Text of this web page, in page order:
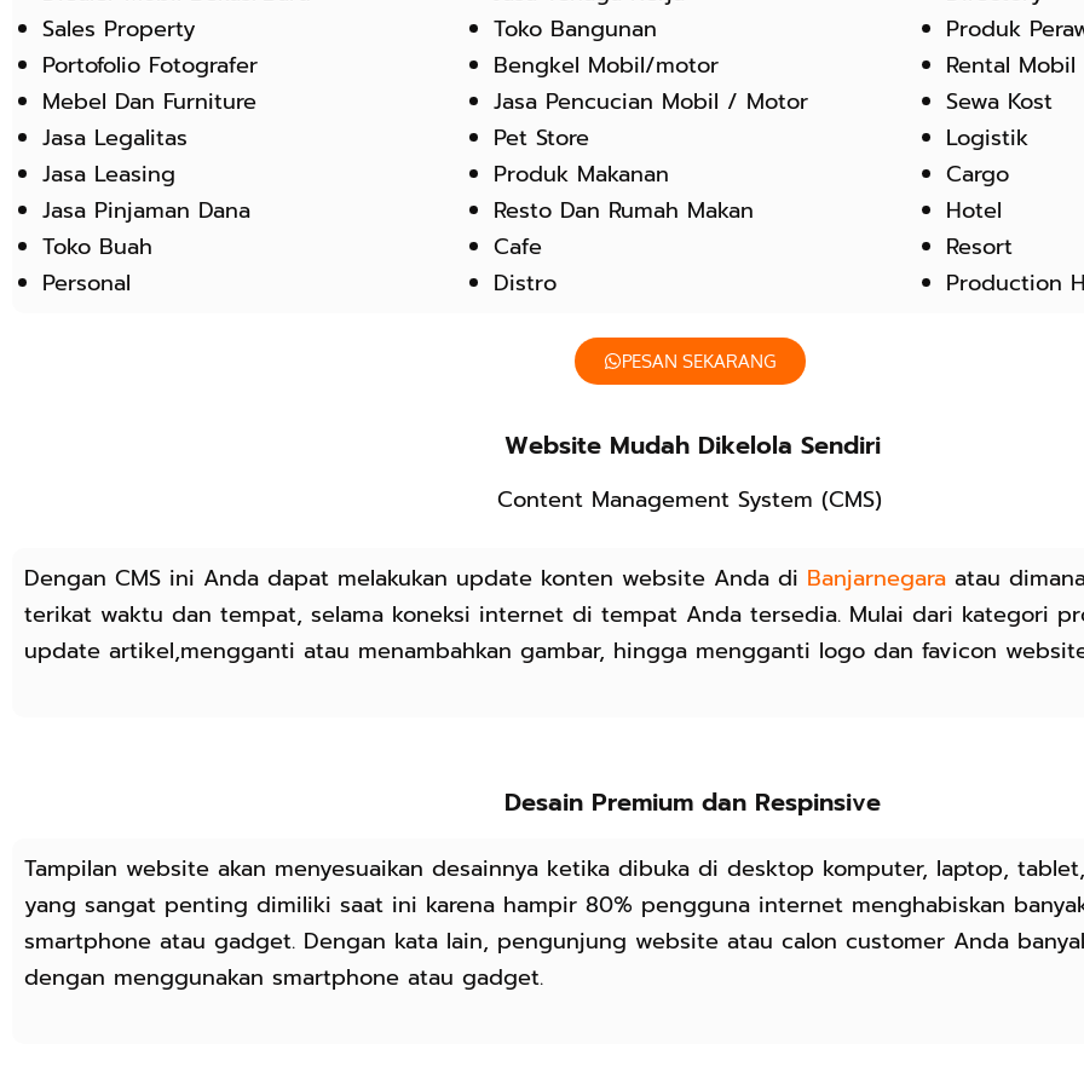
Sales Property
Portofolio Fotografer
Mebel Dan Furniture
Jasa Legalitas
Jasa Leasing
Jasa Pinjaman Dana
Toko Buah
Personal
Toko Bangunan
Bengkel Mobil/motor
Jasa Pencucian Mobil / Motor
Pet Store
Produk Makanan
Resto Dan Rumah Makan
Cafe
Distro
Produk
Rental Mobil
Sewa Kost
Logistik
Cargo
Hotel
Resort
Production
PESAN SEKARANG
Website Mudah Dikelola Sendiri
Content Management System (CMS)
Dengan CMS ini Anda dapat melakukan update konten website Anda di Banjarnegara atau
terikat waktu dan tempat, selama koneksi internet di tempat Anda tersedia. Mulai dari kategori
update artikel,mengganti atau menambahkan gambar, hingga mengganti logo dan favicon
Desain Premium dan Respinsive
Tampilan website akan menyesuaikan desainnya ketika dibuka di desktop komputer, laptop,
yang sangat penting dimiliki saat ini karena hampir 80% pengguna internet menghabiskan
smartphone atau gadget. Dengan kata lain, pengunjung website atau calon customer Anda
dengan menggunakan smartphone atau gadget.